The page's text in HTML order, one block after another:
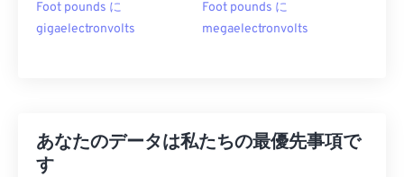
Foot pounds に
gigaelectronvolts
Foot pounds に
megaelectronvolts
あなたのデータは私たちの最優先事項で
す